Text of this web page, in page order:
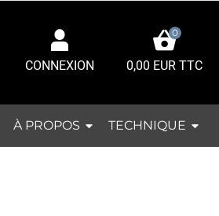
CONNEXION
0
0,00 EUR TTC
À PROPOS TECHNIQUE